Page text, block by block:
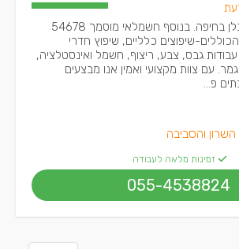
שניאור חיו, הינו קבלן בחיפה. בנוסף חשמלאי מוסמך 54678
שיפוצים כלליים, שיפוץ חדרי
עבודות גבס, צבע, ריצוף, חשמל ואינסטלציה,
עם צוות מקצועי ואמין אנו מבצעים
פ...
השרון והסביבה
זמינות מלאה לעבודה
055-4538824